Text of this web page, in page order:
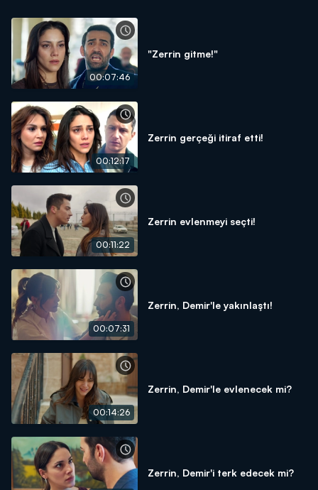
00:07:46
"Zerrin gitme!"
00:12:17
Zerrin gerçeği itiraf etti!
00:11:22
Zerrin evlenmeyi seçti!
00:07:31
Zerrin, Demir'le yakınlaştı!
00:14:26
Zerrin, Demir'le evlenecek mi?
Zerrin, Demir'i terk edecek mi?